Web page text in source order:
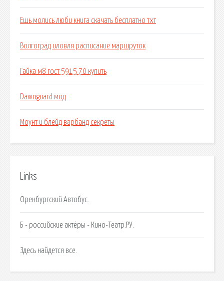
Ешь молись люби книга скачать бесплатно тхт
Волгоград иловля расписание маршруток
Гайка м8 гост 5915 70 купить
Dawnguard мод
Моунт и блейд варбанд секреты
Links
Оренбургский Автобус.
Б - российские актёры - Кино-Театр.РУ.
Здесь найдется все.